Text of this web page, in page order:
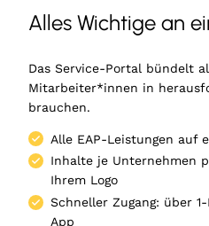
Alles Wichtige an
Das Service-Portal bündelt
Mitarbeiter*innen in
brauchen.
Alle EAP‑Leistungen auf
Inhalte je Unternehmen
Ihrem Logo
Schneller Zugang: über
App